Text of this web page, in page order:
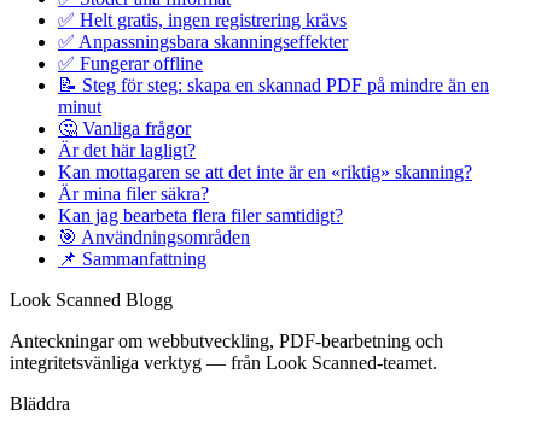
✅ Helt gratis, ingen registrering krävs
✅ Anpassningsbara skanningseffekter
✅ Fungerar offline
📝 Steg för steg: skapa en skannad PDF på mindre än en
minut
🤔 Vanliga frågor
Är det här lagligt?
Kan mottagaren se att det inte är en «riktig» skanning?
Är mina filer säkra?
Kan jag bearbeta flera filer samtidigt?
🎯 Användningsområden
📌 Sammanfattning
Look Scanned Blogg
Anteckningar om webbutveckling, PDF-bearbetning och
integritetsvänliga verktyg — från Look Scanned-teamet.
Bläddra